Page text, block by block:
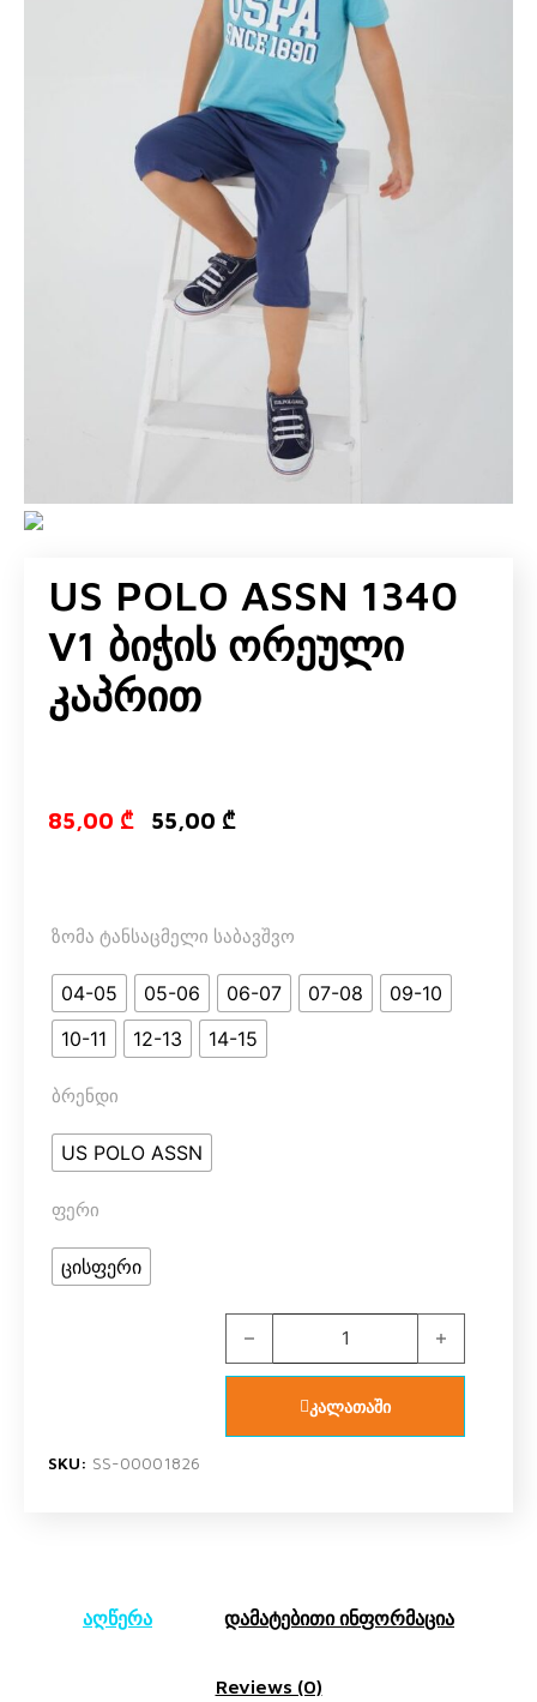
US POLO ASSN 1340
V1 Ბიჭის Ორეული
Კაპრით
85,00 ₾ Original price
55,00 ₾Current
ზომა ტანსაცმელი საბავშვო
04-05 05-06 06-07 07-08
09-10
10-11
12-13 14-15
ბრენდი
US POLO ASSN
ფერი
ცისფერი
US POLO ASSN 1340 V1 ბიჭის
კალათაში
SKU: SS-00001826
აღწერა დამატებითი ინფორმაცია
Reviews (0)